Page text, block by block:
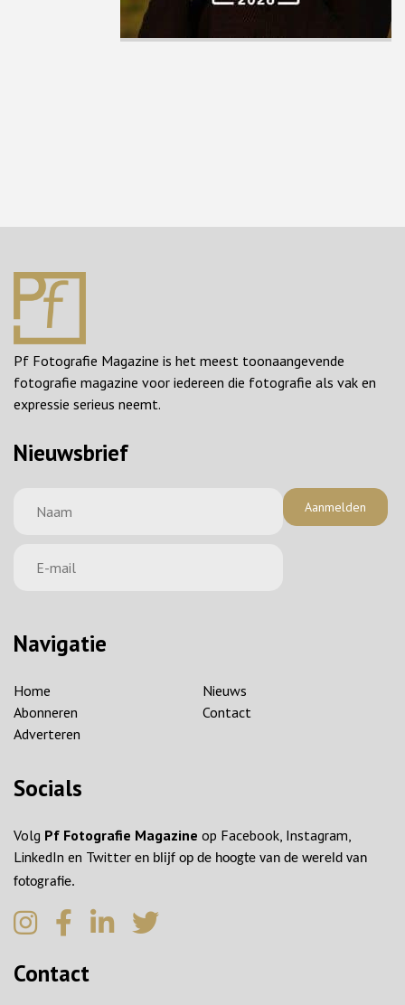
Pf Fotografie Magazine is het meest toonaangevende
fotografie magazine voor iedereen die fotografie als vak en
expressie serieus neemt.
Nieuwsbrief
Aanmelden
Navigatie
Home
Nieuws
Abonneren
Contact
Adverteren
Socials
Volg Pf Fotografie Magazine op Facebook, Instagram,
LinkedIn en Twitter en blijf op de hoogte van de wereld van
fotografie.
Contact